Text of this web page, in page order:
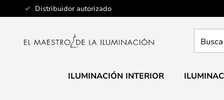
Distribuidor autorizado
Ir
al
aquí
ILUMINACIÓN INTERIOR